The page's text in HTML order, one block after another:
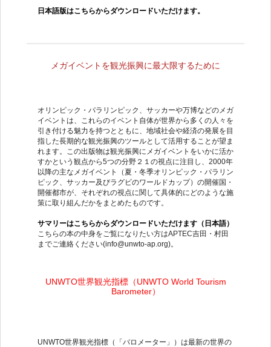
日本語版はこちらからダウンロードいただけます。
メガイベントを観光振興に最大限するために
オリンピック・パラリンピック、サッカーや万博などのメガ
イベントは、これらのイベント自体が世界から多くの人々を
引き付ける魅力を持つとともに、地域社会や経済の発展を目
指した長期的な観光振興のツールとして活用することが望ま
れます。この出版物は観光振興にメガイベントをいかに活か
すかという観点から5つの分野２１の視点に注目し、2000年
以降の主なメガイベント（夏・冬季オリンピック・パラリン
ピック、サッカー及びラグビのワールドカップ）の開催国・
開催都市が、それぞれの視点に関して具体的にどのような施
策に取り組んだかをまとめたものです。
サマリーはこちらからダウンロードいただけます（日本語）
こちらの本の中身をご覧になりたい方はAPTEC吉田・村田
までご連絡ください(info@unwto-ap.org)。
UNWTO世界観光指標（UNWTO World Tourism
Barometer）
UNWTO世界観光指標（「バロメーター」）は最新の世界の